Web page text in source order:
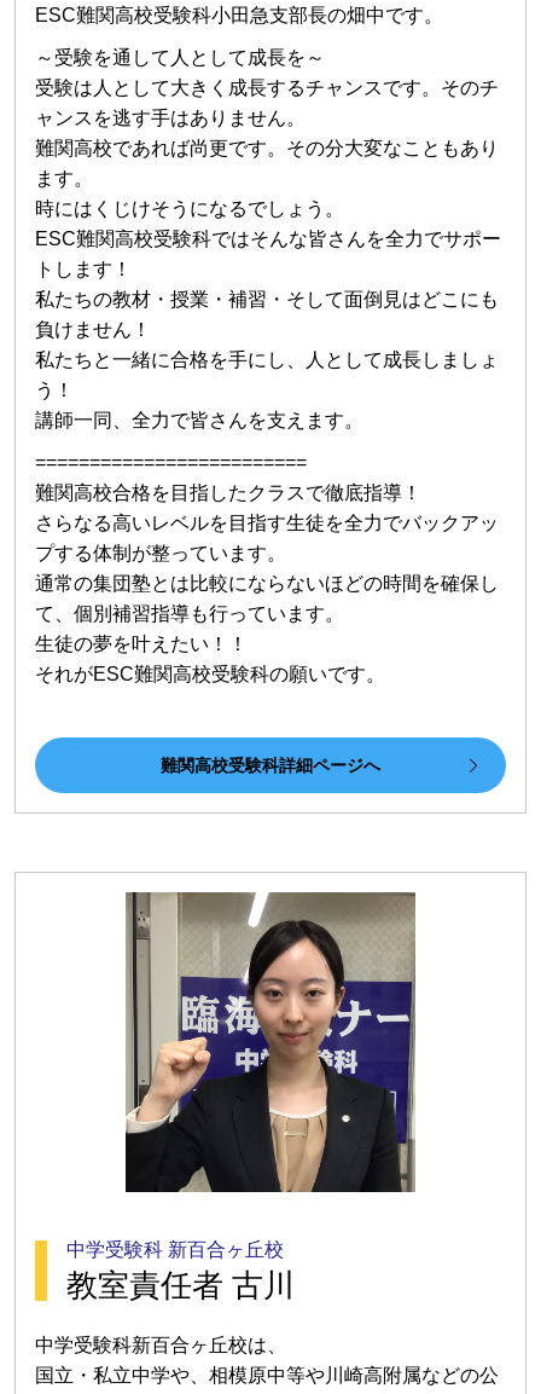
ESC難関高校受験科小田急支部長の畑中です。
～受験を通して人として成長を～
受験は人として大きく成長するチャンスです。そのチ
ャンスを逃す手はありません。
難関高校であれば尚更です。その分大変なこともあり
ます。
時にはくじけそうになるでしょう。
ESC難関高校受験科ではそんな皆さんを全力でサポー
トします！
私たちの教材・授業・補習・そして面倒見はどこにも
負けません！
私たちと一緒に合格を手にし、人として成長しましょ
う！
講師一同、全力で皆さんを支えます。
=========================
難関高校合格を目指したクラスで徹底指導！
さらなる高いレベルを目指す生徒を全力でバックアッ
プする体制が整っています。
通常の集団塾とは比較にならないほどの時間を確保し
て、個別補習指導も行っています。
生徒の夢を叶えたい！！
それがESC難関高校受験科の願いです。
難関高校受験科詳細ページへ
中学受験科 新百合ヶ丘校
教室責任者 古川
中学受験科新百合ヶ丘校は、
国立・私立中学や、相模原中等や川崎高附属などの公